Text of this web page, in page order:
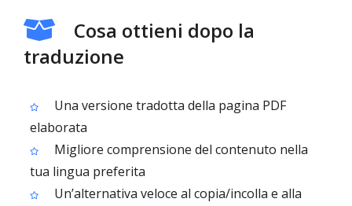
Cosa ottieni dopo la
traduzione
Una versione tradotta della pagina PDF
elaborata
Migliore comprensione del contenuto nella
tua lingua preferita
Un’alternativa veloce al copia/incolla e alla